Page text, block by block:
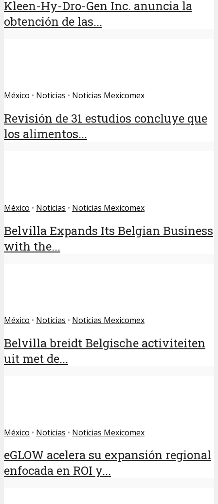
Kleen-Hy-Dro-Gen Inc. anuncia la
obtención de las...
México • Noticias • Noticias Mexicomex
Revisión de 31 estudios concluye que
los alimentos...
México • Noticias • Noticias Mexicomex
Belvilla Expands Its Belgian Business
with the...
México • Noticias • Noticias Mexicomex
Belvilla breidt Belgische activiteiten
uit met de...
México • Noticias • Noticias Mexicomex
eGLOW acelera su expansión regional
enfocada en ROI y...